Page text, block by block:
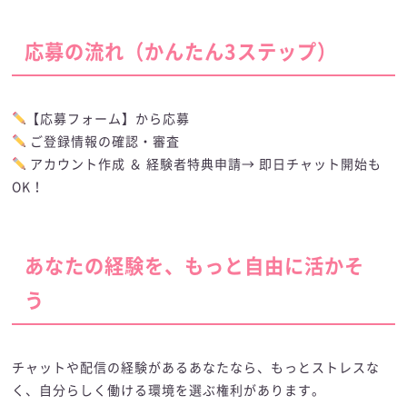
応募の流れ（かんたん3ステップ）
【応募フォーム】 から応募
ご登録情報の確認・審査
アカウント作成 ＆ 経験者特典申請→ 即日チャット開始も
OK！
あなたの経験を、もっと自由に活かそ
う
チャットや配信の経験があるあなたなら、もっとストレスな
く、自分らしく働ける環境を選ぶ権利があります。